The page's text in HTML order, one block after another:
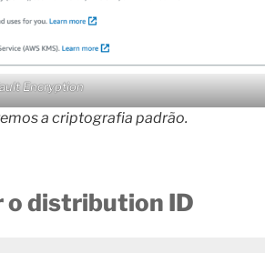
Encryption
a criptografia padrão.
o distribution ID